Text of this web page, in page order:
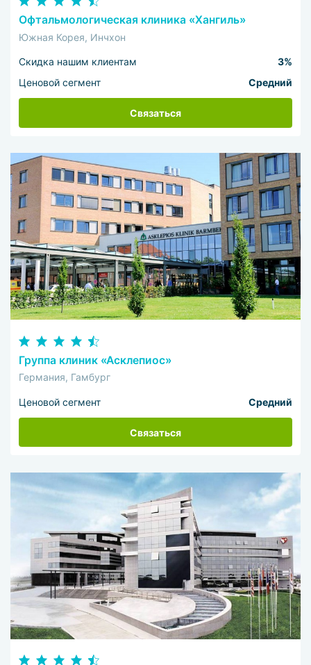
Офтальмологическая клиника «Хангиль»
Южная Корея, Инчхон
Скидка нашим клиентам
3%
Ценовой сегмент
Средний
Связаться
Группа клиник «Асклепиос»
Германия, Гамбург
Ценовой сегмент Средний
Связаться